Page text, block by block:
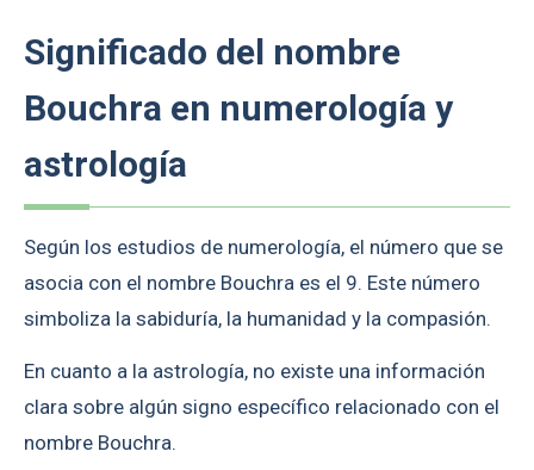
Significado del nombre
Bouchra en numerología y
astrología
Según los estudios de numerología, el número que se
asocia con el nombre Bouchra es el 9. Este número
simboliza la sabiduría, la humanidad y la compasión.
En cuanto a la astrología, no existe una información
clara sobre algún signo específico relacionado con el
nombre Bouchra.